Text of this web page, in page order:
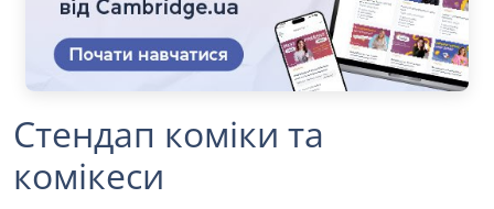
Стендап коміки та
комікеси